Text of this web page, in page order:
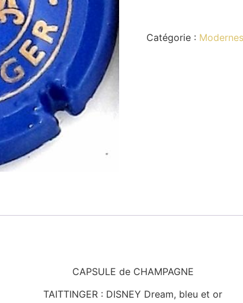
Catégorie : Modernes
CAPSULE de CHAMPAGNE
TAITTINGER : DISNEY Dream, bleu et or